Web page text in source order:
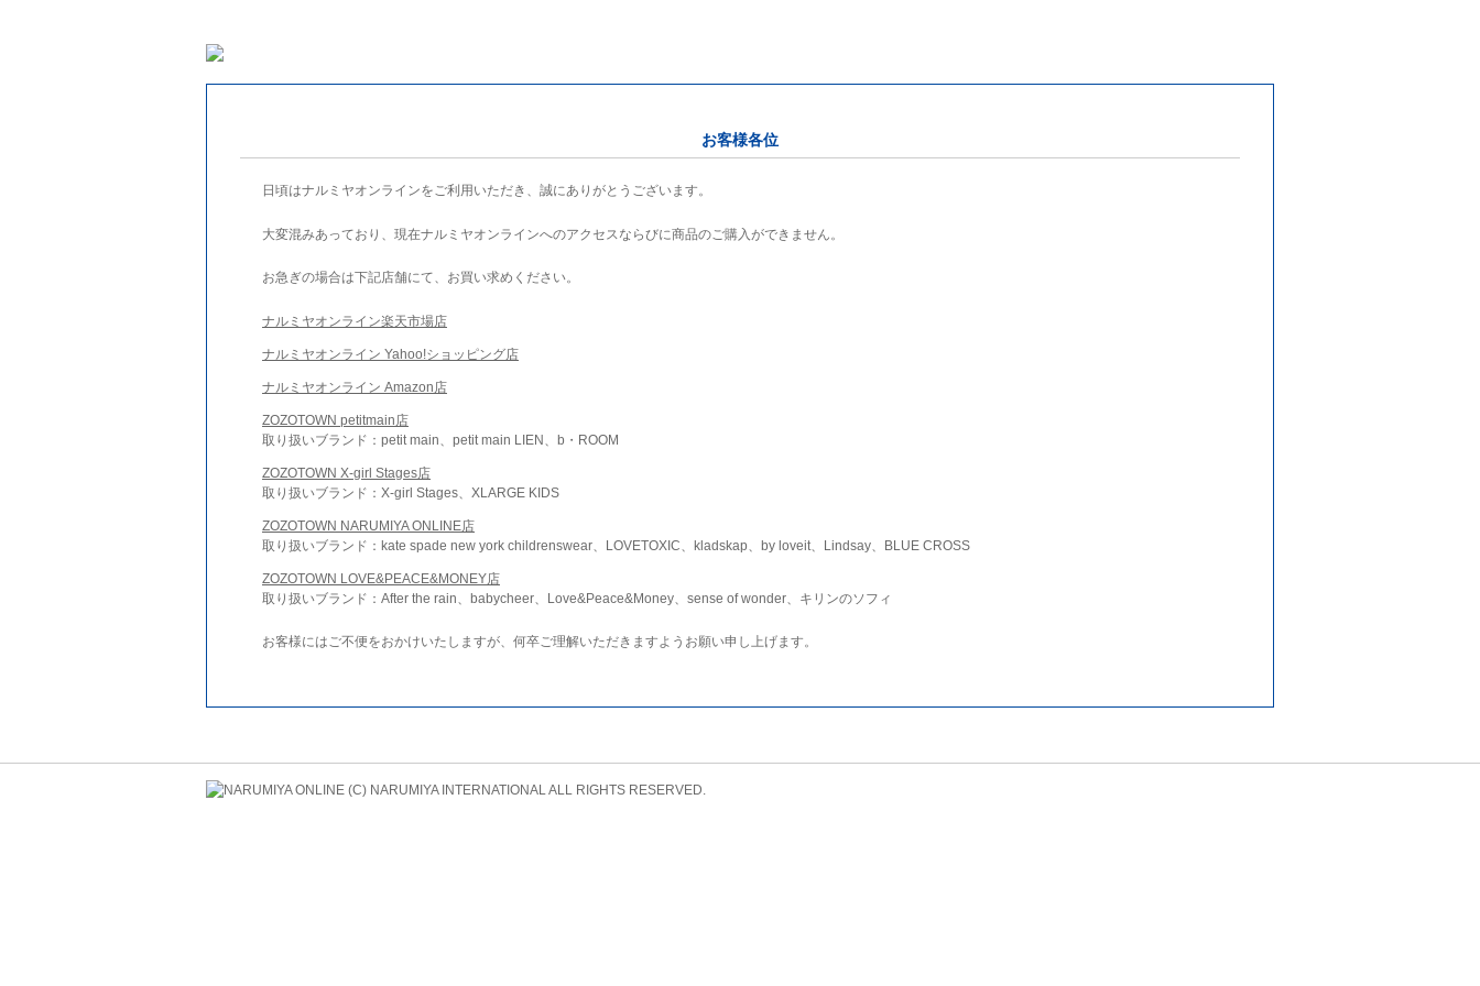
お客様各位
日頃はナルミヤオンラインをご利用いただき、誠にありがとうございます。
大変混みあっており、現在ナルミヤオンラインへのアクセスならびに商品のご購入ができません。
お急ぎの場合は下記店舗にて、お買い求めください。
ナルミヤオンライン楽天市場店
ナルミヤオンライン Yahoo!ショッピング店
ナルミヤオンライン Amazon店
ZOZOTOWN petitmain店
取り扱いブランド：petit main、petit main LIEN、b・ROOM
ZOZOTOWN X-girl Stages店
取り扱いブランド：X-girl Stages、XLARGE KIDS
ZOZOTOWN NARUMIYA ONLINE店
取り扱いブランド：kate spade new york childrenswear、LOVETOXIC、kladskap、by loveit、Lindsay、BLUE CROSS
ZOZOTOWN LOVE&PEACE&MONEY店
取り扱いブランド：After the rain、babycheer、Love&Peace&Money、sense of wonder、キリンのソフィ
お客様にはご不便をおかけいたしますが、何卒ご理解いただきますようお願い申し上げます。